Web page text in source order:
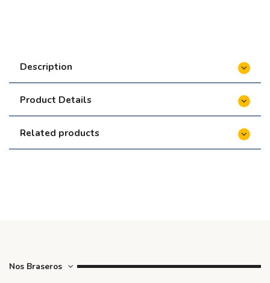
Classic 2.0 et LeChef 2.0 - Monolith
€799.90
Description
Product Details
Related products
Nos Braseros